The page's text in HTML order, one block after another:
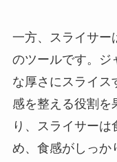
一方、スライサー
のツールです。ジ
な厚さにスライス
感を整える役割を
り、スライサー
め、食感がしっか